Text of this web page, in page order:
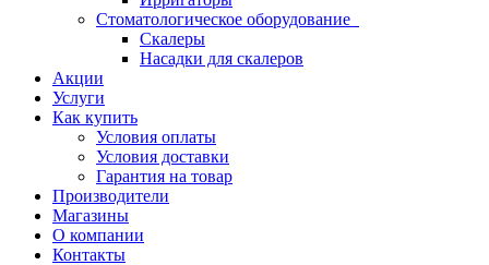
Стоматологическое оборудование
Скалеры
Насадки для скалеров
Акции
Услуги
Как купить
Условия оплаты
Условия доставки
Гарантия на товар
Производители
Магазины
О компании
Контакты